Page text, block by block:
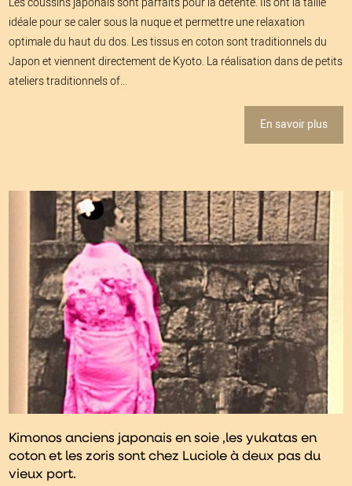
idéale pour se caler sous la nuque et permettre une relaxation
optimale du haut du dos. Les tissus en coton sont traditionnels du
Japon et viennent directement de Kyoto. La réalisation dans de petits
ateliers traditionnels of...
En savoir plus
Kimonos anciens japonais en soie ,les yukatas en
coton et les zoris sont chez Luciole à deux pas du
vieux port.